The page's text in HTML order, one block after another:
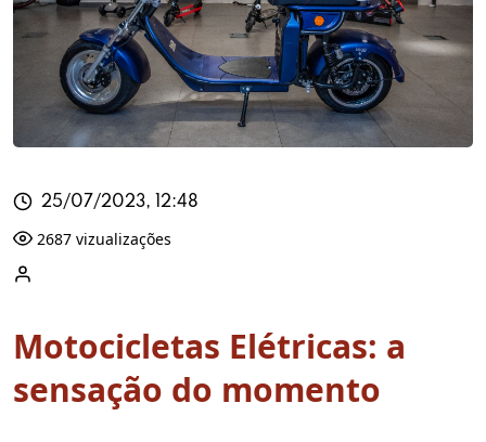
25/07/2023, 12:48
2687 vizualizações
Motocicletas Elétricas: a
sensação do momento